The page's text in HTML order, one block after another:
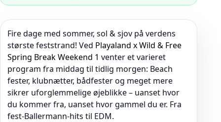
Fire dage med sommer, sol & sjov på verdens
største feststrand! Ved Playaland x Wild & Free
Spring Break Weekend 1 venter et varieret
program fra middag til tidlig morgen: Beach
fester, klubnætter, bådfester og meget mere
sikrer uforglemmelige øjeblikke – uanset hvor
du kommer fra, uanset hvor gammel du er. Fra
fest-Ballermann-hits til EDM.